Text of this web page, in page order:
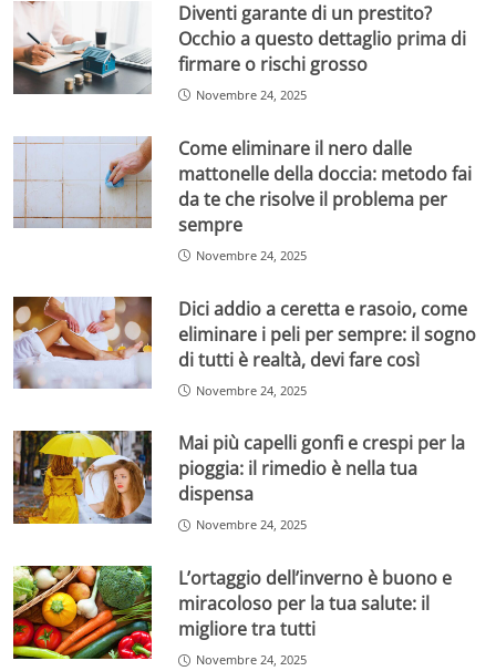
Diventi garante di un prestito?
Occhio a questo dettaglio prima di
firmare o rischi grosso
Novembre 24, 2025
Come eliminare il nero dalle
mattonelle della doccia: metodo fai
da te che risolve il problema per
sempre
Novembre 24, 2025
Dici addio a ceretta e rasoio, come
eliminare i peli per sempre: il sogno
di tutti è realtà, devi fare così
Novembre 24, 2025
Mai più capelli gonfi e crespi per la
pioggia: il rimedio è nella tua
dispensa
Novembre 24, 2025
L’ortaggio dell’inverno è buono e
miracoloso per la tua salute: il
migliore tra tutti
Novembre 24, 2025